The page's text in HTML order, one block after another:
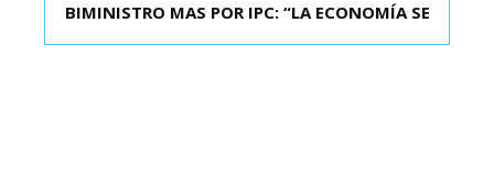
KAST SE REUNIÓ CON EL PRESIDENTE ELECTO DE
BIMINISTRO MAS POR IPC: “LA ECONOMÍA SE